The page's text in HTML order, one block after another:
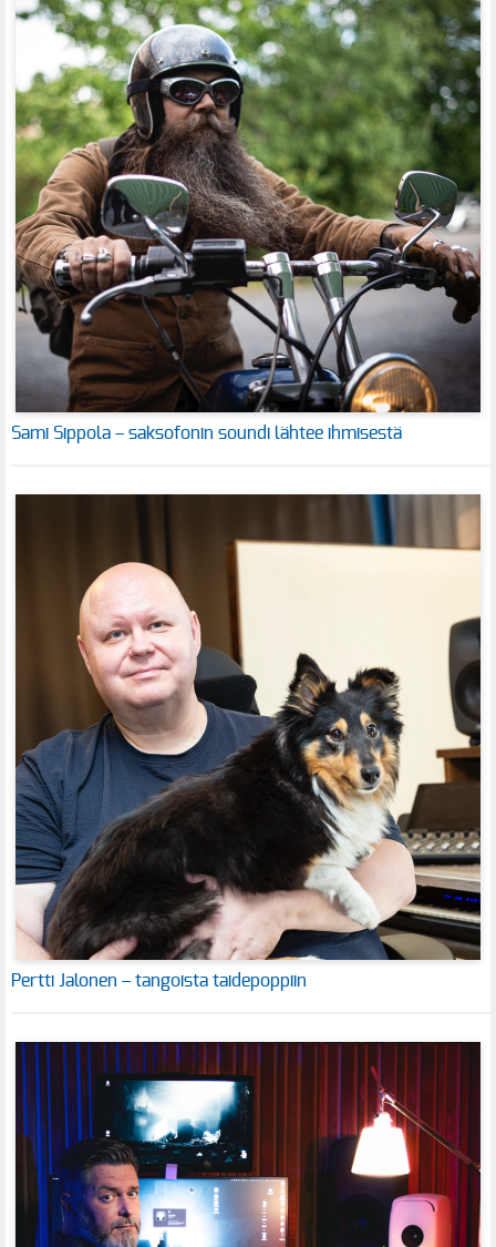
Sami Sippola – saksofonin soundi lähtee ihmisestä
Pertti Jalonen – tangoista taidepoppiin